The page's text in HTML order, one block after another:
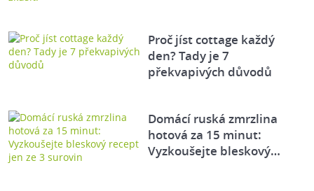
Proč jíst cottage každý
den? Tady je 7
překvapivých důvodů
Domácí ruská zmrzlina
hotová za 15 minut:
Vyzkoušejte bleskový…